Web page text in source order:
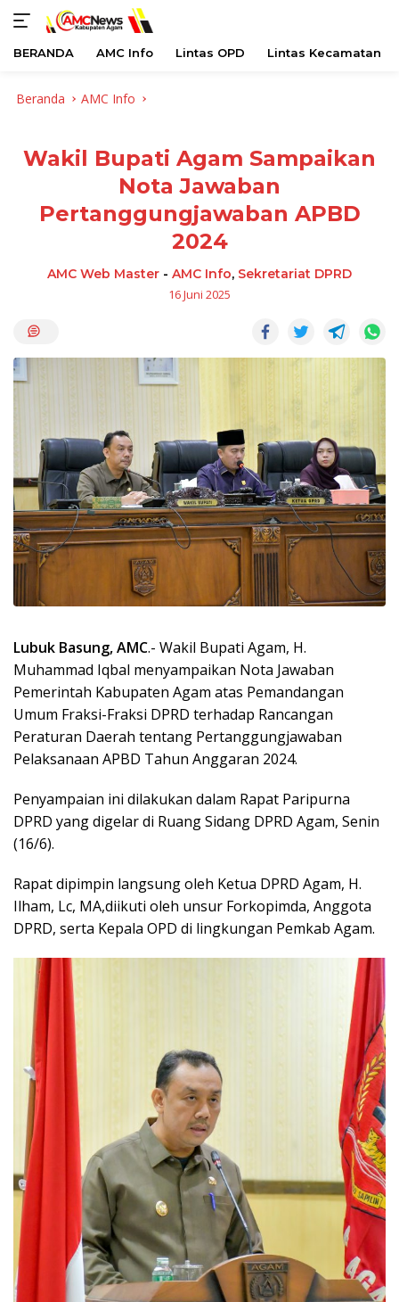
BERANDA AMC Info Lintas OPD Lintas Kecamatan
Beranda AMC Info
Wakil Bupati Agam Sampaikan
Nota Jawaban
Pertanggungjawaban APBD
2024
AMC Web Master - AMC Info, Sekretariat DPRD
16 Juni 2025
Lubuk Basung, AMC.- Wakil Bupati Agam, H.
Muhammad Iqbal menyampaikan Nota Jawaban
Pemerintah Kabupaten Agam atas Pemandangan
Umum Fraksi-Fraksi DPRD terhadap Rancangan
Peraturan Daerah tentang Pertanggungjawaban
Pelaksanaan APBD Tahun Anggaran 2024.
Penyampaian ini dilakukan dalam Rapat Paripurna
DPRD yang digelar di Ruang Sidang DPRD Agam, Senin
(16/6).
Rapat dipimpin langsung oleh Ketua DPRD Agam, H.
Ilham, Lc, MA,diikuti oleh unsur Forkopimda, Anggota
DPRD, serta Kepala OPD di lingkungan Pemkab Agam.